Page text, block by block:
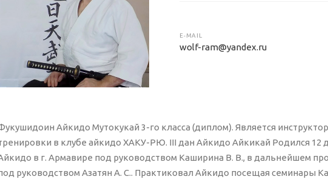
E-MAIL
wolf-ram@yandex.ru
Айкидо Мутокукай 3-го класса (диплом). Является
в клубе айкидо ХАКУ-РЮ. III дан Айкидо Айкикай Родился 12
в г. Армавире под руководством Каширина В. В., в дальнейшем
руководством Азатян А. С.. Практиковал Айкидо посещая семинары